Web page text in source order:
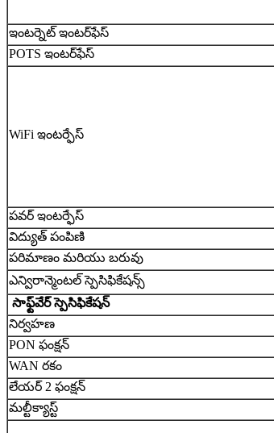
ఇంటర్నెట్ ఇంటర్‌ఫేస్
POTS ఇంటర్‌ఫేస్
WiFi ఇంటర్ఫేస్
పవర్ ఇంటర్ఫేస్
విద్యుత్ పంపిణి
పరిమాణం మరియు బరువు
ఎన్విరాన్మెంటల్ స్పెసిఫికేషన్స్
సాఫ్ట్‌వేర్ స్పెసిఫికేషన్
నిర్వహణ
PON ఫంక్షన్
WAN రకం
లేయర్ 2 ఫంక్షన్
మల్టీక్యాస్ట్